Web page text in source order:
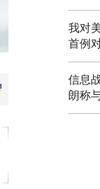
我对
首例
信息
朗称